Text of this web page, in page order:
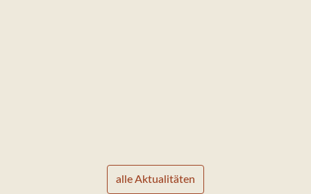
alle Aktualitäten